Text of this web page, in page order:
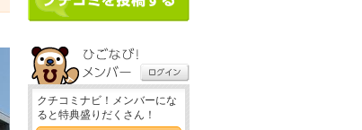
クチコミナビ！メンバーにな
ると特典盛りだくさん！